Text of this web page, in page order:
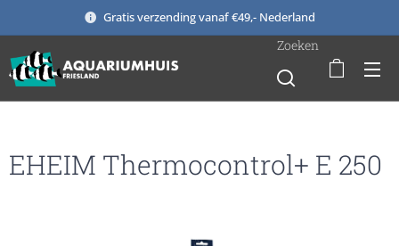
Gratis verzending vanaf €49,- Nederland
Zoeken
EHEIM Thermocontrol+ E 250